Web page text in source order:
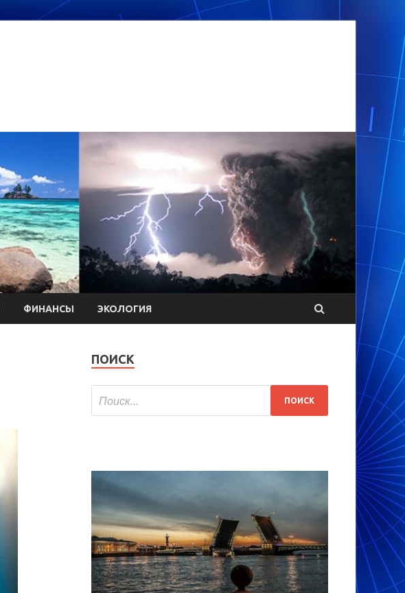
ФИНАНСЫ ЭКОЛОГИЯ
ПОИСК